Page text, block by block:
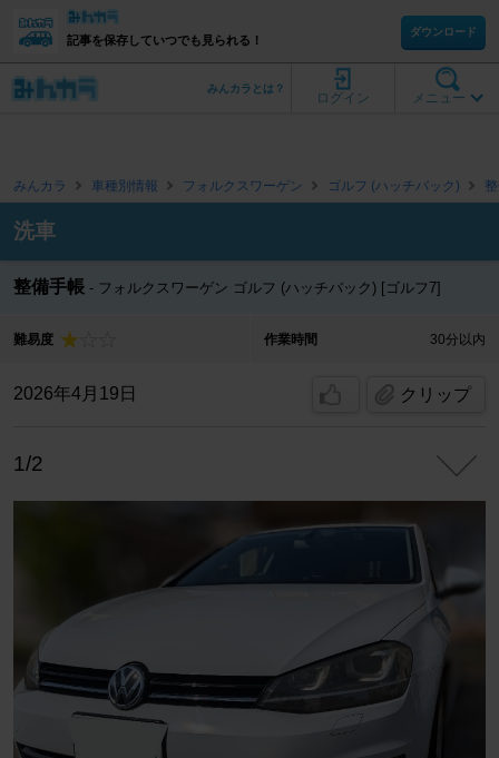
記事を保存していつでも見られる！
ダウンロード
メニュー
ログイン
みんカラとは？
みんカラ 車種別情報 フォルクスワーゲン ゴルフ (ハッチバック)
洗車
整備手帳 フォルクスワーゲン ゴルフ (ハッチバック) [ゴルフ7]
難易度 作業時間 30分以内
2026年4月19日 クリップ
1/2